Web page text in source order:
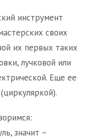
инструмент
своих
их первых таких
лучковой или
Еще ее
значит –